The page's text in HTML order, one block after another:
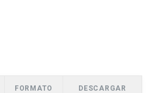
FORMATO DESCARGAR